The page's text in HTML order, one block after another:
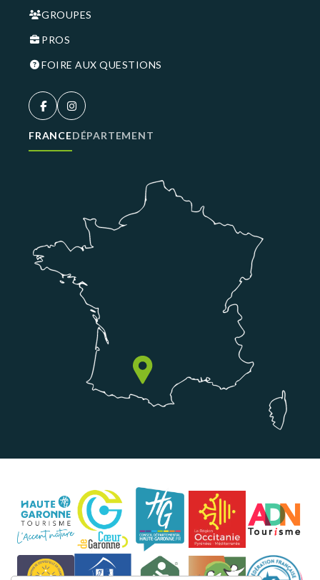
GROUPES
PROS
FOIRE AUX QUESTIONS
FRANCEDÉPARTEMENT